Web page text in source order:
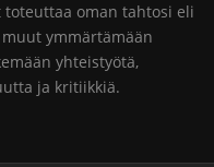
toteuttaa oman tahtosi eli
ymmärtämään
yhteistyötä,
ja kritiikkiä.